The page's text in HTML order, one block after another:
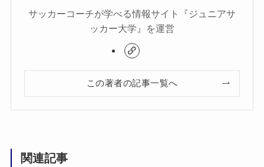
サッカーコーチが学べる情報サイト『ジュニアサ
ッカー大学』を運営
この著者の記事一覧へ
関連記事